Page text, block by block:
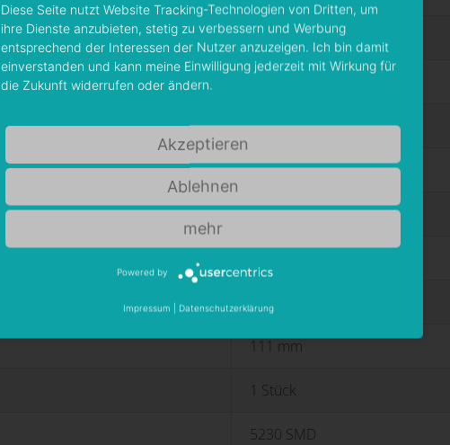
24 V DC
IP20
> 80 Ra
-25 °C < T < +60 °C
65 mm
111 mm
1 Stück
5230 SMD
Diese Seite nutzt Website Tracking-Technologien von Dritten, um
ihre Dienste anzubieten, stetig zu verbessern und Werbung
entsprechend der Interessen der Nutzer anzuzeigen. Ich bin damit
einverstanden und kann meine Einwilligung jederzeit mit Wirkung für
die Zukunft widerrufen oder ändern.
Akzeptieren
Ablehnen
mehr
Powered by
Impressum Datenschutzerklärung